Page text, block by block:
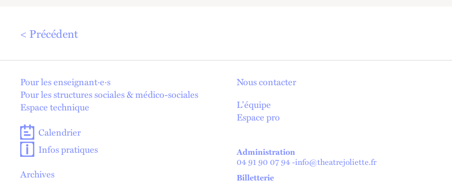
Précédent
En 1 click !
Pour les enseignant·e·s
Pour les structures sociales & médico-sociales
Espace technique
Calendrier
Infos pratiques
Archives
Nous contacter
L'équipe
Espace pro
Administration
04 91 90 07 94-info@theatrejoliette.fr
Billetterie